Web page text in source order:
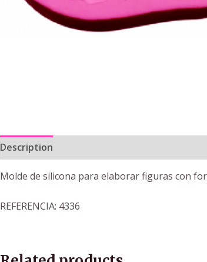
Description
Molde de silicona para elaborar figuras con
REFERENCIA: 4336